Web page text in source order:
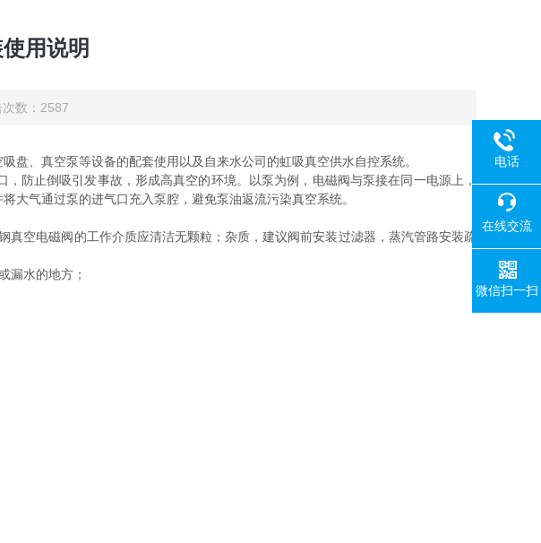
用说明
数：2587
盘、真空泵等设备的配套使用以及自来水公司的虹吸真空供水自控系统。
止倒吸引发事故，形成高真空的环境。以泵为例，电磁阀与泵接在同一电源上，
大气通过泵的进气口充入泵腔，避免泵油返流污染真空系统。
电磁阀的工作介质应清洁无颗粒；杂质，建议阀前安装过滤器，蒸汽管路安装疏
漏水的地方；
电话
在线交流
微信扫一扫